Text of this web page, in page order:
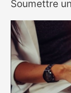
Soumettre